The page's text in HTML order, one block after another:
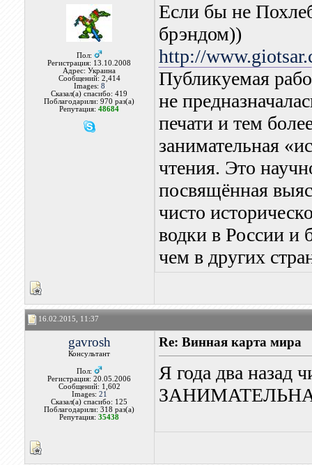
Пол:
Регистрация: 13.10.2008
Адрес: Украина
Сообщений: 2,414
Images: 8
Сказал(а) спасибо: 419
Поблагодарили: 970 раз(а)
Репутация:48684
Если бы не
брэндом))
http://
Публикуемая
не
печати и тем
занимательная
чтения. Это
посвящённая
чисто
водки в России и
чем в других
16.02.2015, 11:37
gavrosh
Консультант
Пол:
Регистрация: 20.05.2006
Сообщений: 1,602
Images: 21
Сказал(а) спасибо: 125
Поблагодарили: 318 раз(а)
Репутация:35438
Re: Винная карта мира
Я года два назад